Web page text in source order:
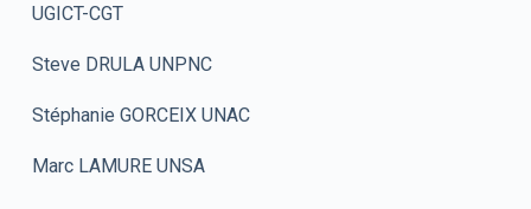
UGICT-CGT
Steve DRULA UNPNC
Stéphanie GORCEIX UNAC
Marc LAMURE UNSA